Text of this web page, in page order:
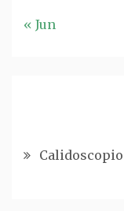
« Jun
Calidoscopio